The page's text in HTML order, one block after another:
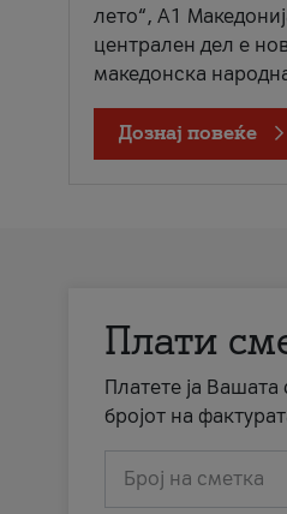
лето“, А1
централен дел е
македонска
Дознај повеќе
Плати
Платете ја Вашата
бројот на
Број на сметка